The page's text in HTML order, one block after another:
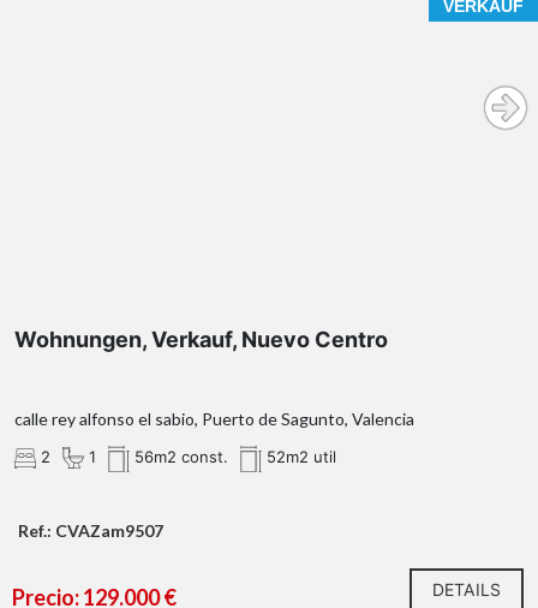
VERKAUF
Wohnungen, Verkauf, Nuevo Centro
calle rey alfonso el sabio, Puerto de Sagunto, Valencia
2 1 56m2 const. 52m2 util
Ref.: CVAZam9507
Precio: 129.000 € DETAILS